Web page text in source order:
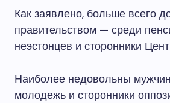
Как заявлено, больше всего
правительством — среди
неэстонцев и сторонники
Наиболее недовольны
молодежь и сторонники